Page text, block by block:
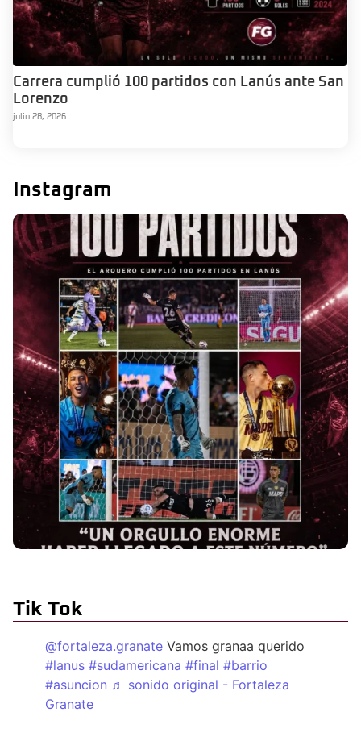
Carrera cumplió 100 partidos con Lanús ante San
Lorenzo
julio 28, 2026
Instagram
Tik Tok
@fortaleza.granate Vamos granaa querido
#lanus #sudamericana #final #barrio
#asuncion ♬ sonido original - Fortaleza
Granate